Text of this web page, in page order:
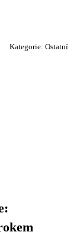
Kategorie: Ostatní